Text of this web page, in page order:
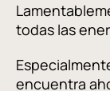
todas las
encuentra